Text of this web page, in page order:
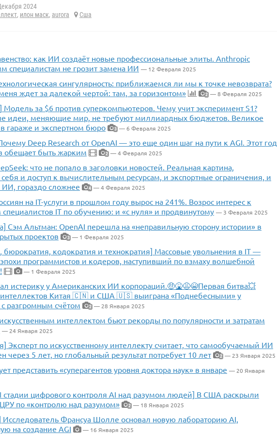
2024
, илон маск, aurora
Сша
как ИИ создаёт новые профессиональные элиты. Anthropic
специалистам не грозит замена ИИ — 12 Февраля 2025
сингулярность: приближаемся ли мы к точке невозврата?
ждет за далекой чертой: там, за горизонтом»
2 — 8 Февраля 2025
Модель за $6 против суперкомпьютеров. Чему учит эксперимент S1?
идеи, меняющие мир, не требуют миллиардных бюджетов. Великое
гараже и экспертном бюро
3 — 6 Февраля 2025
Deep Research от OpenAI — это еще один шаг на пути к AGI. Этот год
обещает быть жарким
2 — 4 Февраля 2025
что не попало в заголовки новостей. Реальная картина,
и доступ к вычислительным ресурсам, и экспортные ограничения, и
ИИ, гораздо сложнее
4 — 4 Февраля 2025
на IT-услуги в прошлом году вырос на 241%. Возрос интерес к
IT по обучению: и «с нуля» и продвинутому — 3 Февраля 2025
Сэм Альтман: OpenAI перешла на «неправильную сторону истории» в
проектов
3 — 1 Февраля 2025
бюрократия, кодократия и технократия] Массовые увольнения в IT —
программистов и кодеров, наступивший по взмаху волшебной
— 1 Февраля 2025
истерику у Американских ИИ корпораций.🤑🤮😩😭Первая битва💥
интеллектов Китая 🇨🇳 и США 🇺🇸 выиграна «Поднебесными» у
разгромным счётом
2 — 28 Января 2025
интеллектом бьют рекорды по популярности и затратам
— 24 Января 2025
Эксперт по искусственному интеллекту считает, что самообучаемый ИИ
через 5 лет, но глобальный результат потребует 10 лет
2 — 23 Января 2025
представить «суперагентов уровня доктора наук» в январе — 20 Января
стадии цифрового контроля AI над разумом людей] В США раскрыли
по «контролю над разумом»
2 — 18 Января 2025
Исследователь Франсуа Шолле основал новую лабораторию AI,
на создание AGI
— 16 Января 2025